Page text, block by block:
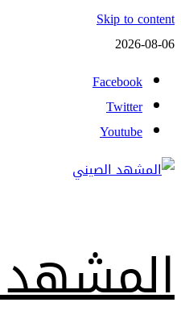
Skip to content
2026-08-06
Facebook
Twitter
Youtube